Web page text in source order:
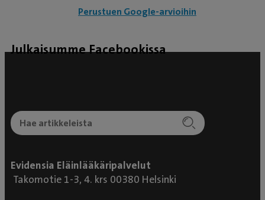
Perustuen Google-arvioihin
Julkaisumme Facebookissa
Evidensia Eläinlääkäripalvelut
Takomotie 1-3, 4. krs 00380 Helsinki